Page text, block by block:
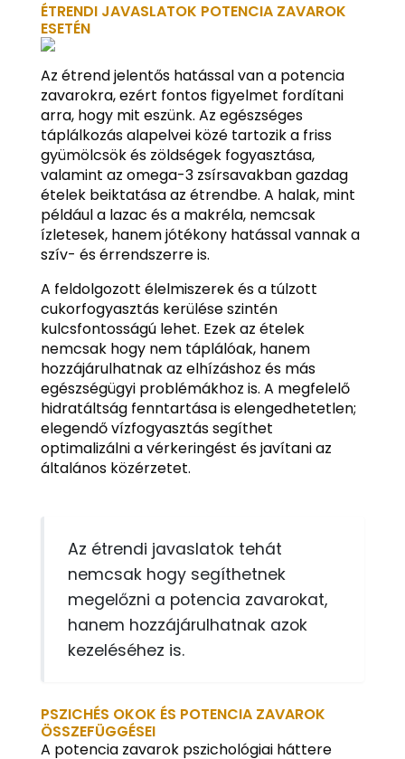
ÉTRENDI JAVASLATOK POTENCIA ZAVAROK
ESETÉN
Az étrend jelentős hatással van a potencia
zavarokra, ezért fontos figyelmet fordítani
arra, hogy mit eszünk. Az egészséges
táplálkozás alapelvei közé tartozik a friss
gyümölcsök és zöldségek fogyasztása,
valamint az omega-3 zsírsavakban gazdag
ételek beiktatása az étrendbe. A halak, mint
például a lazac és a makréla, nemcsak
ízletesek, hanem jótékony hatással vannak a
szív- és érrendszerre is.
A feldolgozott élelmiszerek és a túlzott
cukorfogyasztás kerülése szintén
kulcsfontosságú lehet. Ezek az ételek
nemcsak hogy nem táplálóak, hanem
hozzájárulhatnak az elhízáshoz és más
egészségügyi problémákhoz is. A megfelelő
hidratáltság fenntartása is elengedhetetlen;
elegendő vízfogyasztás segíthet
optimalizálni a vérkeringést és javítani az
általános közérzetet.
Az étrendi javaslatok tehát
nemcsak hogy segíthetnek
megelőzni a potencia zavarokat,
hanem hozzájárulhatnak azok
kezeléséhez is.
PSZICHÉS OKOK ÉS POTENCIA ZAVAROK
ÖSSZEFÜGGÉSEI
A potencia zavarok pszichológiai háttere